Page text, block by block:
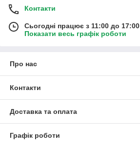
Контакти
Сьогодні працює з 11:00 до 17:00
Показати весь графік роботи
Про нас
Контакти
Доставка та оплата
Графік роботи